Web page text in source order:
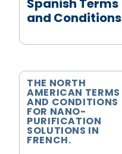
Spanish Terms
and Conditions
THE NORTH
AMERICAN TERMS
AND CONDITIONS
FOR NANO-
PURIFICATION
SOLUTIONS IN
FRENCH.